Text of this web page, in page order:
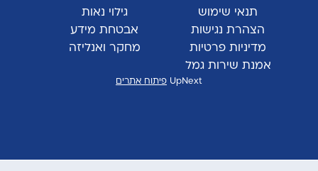
תנאי שימוש
גילוי נאות
הצהרת נגישות
אבטחת מידע
מדיניות פרטיות
מחקר ואנליזה
אמנת שירות גמל
UpNext פיתוח אתרים